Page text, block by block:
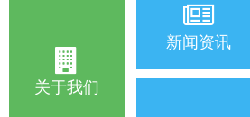
关于我们
新闻资讯